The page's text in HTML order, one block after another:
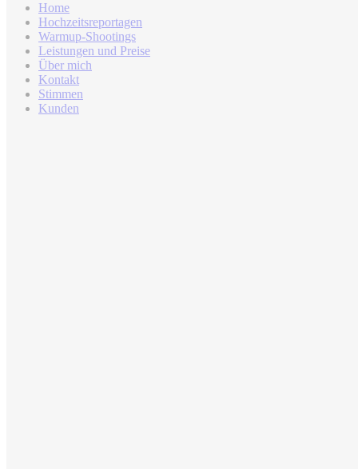
Home
Hochzeitsreportagen
Warmup-Shootings
Leistungen und Preise
Über mich
Kontakt
Stimmen
Kunden